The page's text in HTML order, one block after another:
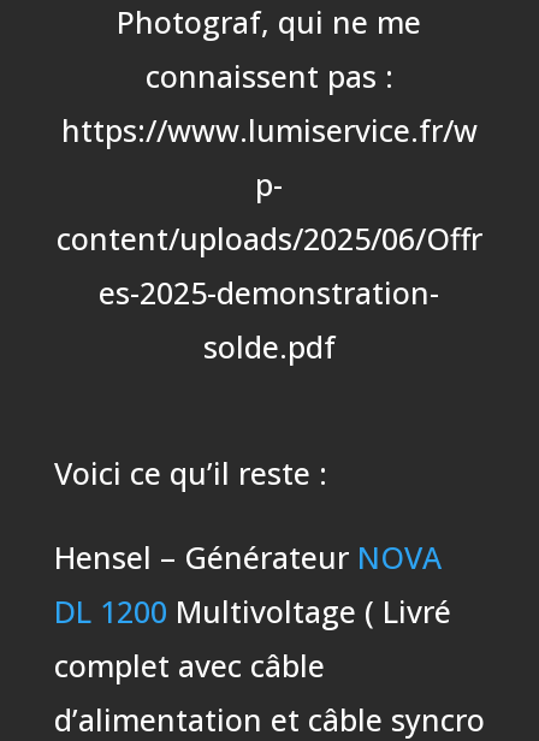
Photograf, qui ne me
connaissent pas :
https://www.lumiservice.fr/w
p-
content/uploads/2025/06/Offr
es-2025-demonstration-
solde.pdf
Voici ce qu’il reste :
Hensel – Générateur NOVA
DL 1200 Multivoltage ( Livré
complet avec câble
d’alimentation et câble syncro